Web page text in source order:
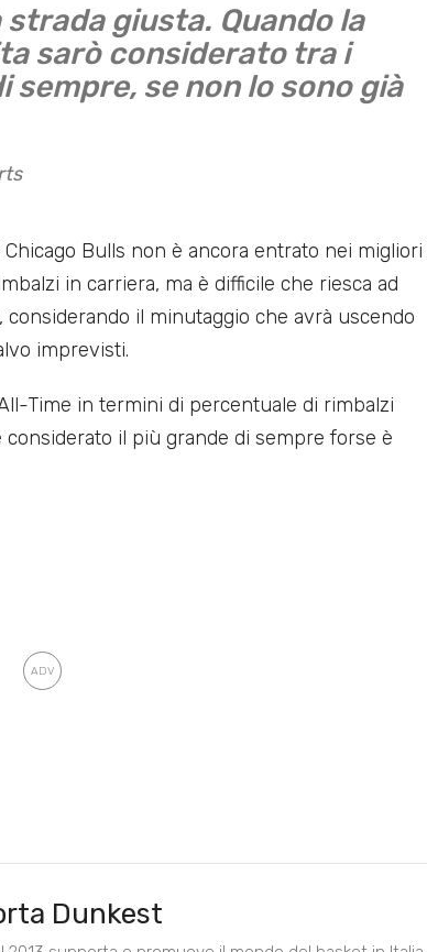
giusta. Quando la
sarò considerato tra i
se non lo sono già
Bulls non è ancora entrato nei migliori
in carriera, ma è difficile che riesca ad
il minutaggio che avrà uscendo
imprevisti.
Time in termini di percentuale di rimbalzi
considerato il più grande di sempre forse è
Dunkest